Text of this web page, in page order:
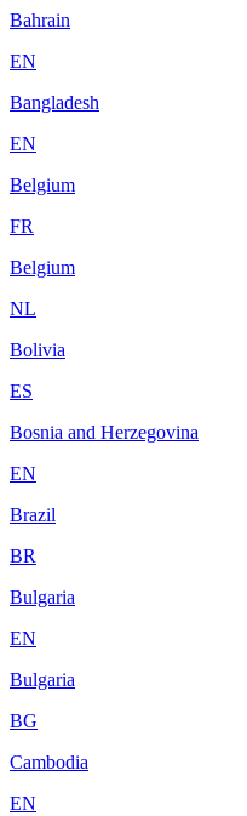
Bahrain
EN
Bangladesh
EN
Belgium
FR
Belgium
NL
Bolivia
ES
Bosnia and Herzegovina
EN
Brazil
BR
Bulgaria
EN
Bulgaria
BG
Cambodia
EN